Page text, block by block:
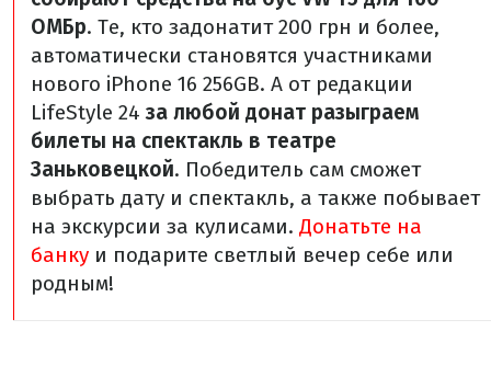
ОМБр. Те, кто задонатит 200 грн и более,
автоматически становятся участниками
нового iPhone 16 256GB. А от редакции
LifeStyle 24за любой донат разыграем
билеты на спектакль в театре
Заньковецкой. Победитель сам сможет
выбрать дату и спектакль, а также побывает
на экскурсии за кулисами. Донатьте на
банку и подарите светлый вечер себе или
родным!